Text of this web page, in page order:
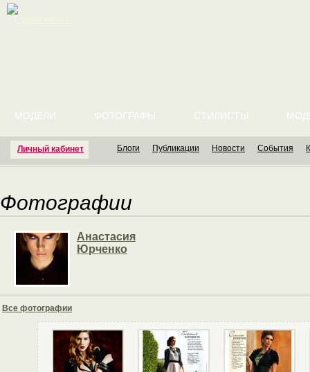
Личный кабинет
МОДЕЛИ ФОТОГРАФЫ СТИЛИСТЫ
Блоги Публикации Новости События
Фотографии
Анастасия
Юрченко
Все фотографии